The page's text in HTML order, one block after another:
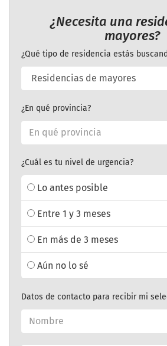
¿Necesita una
mayores?
¿Qué tipo de residencia estás
¿En qué provincia?
¿Cuál es tu nivel de urgencia?
Lo antes posible
Entre 1 y 3 meses
En más de 3 meses
Aún no lo sé
Datos de contacto para recibir mi